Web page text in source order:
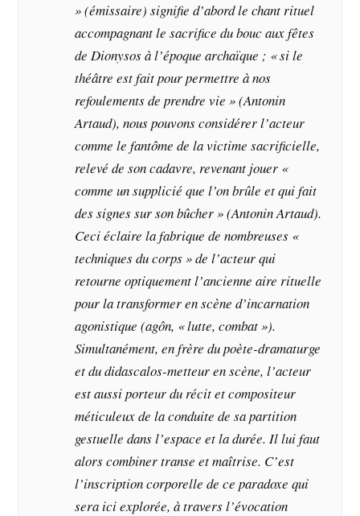
» (émissaire) signifie d’abord le chant rituel
accompagnant le sacrifice du bouc aux fêtes
de Dionysos à l’époque archaïque ; « si le
théâtre est fait pour permettre à nos
refoulements de prendre vie » (Antonin
Artaud), nous pouvons considérer l’acteur
comme le fantôme de la victime sacrificielle,
relevé de son cadavre, revenant jouer «
comme un supplicié que l’on brûle et qui fait
des signes sur son bûcher » (Antonin Artaud).
Ceci éclaire la fabrique de nombreuses «
techniques du corps » de l’acteur qui
retourne optiquement l’ancienne aire rituelle
pour la transformer en scène d’incarnation
agonistique (agôn, « lutte, combat »).
Simultanément, en frère du poète-dramaturge
et du didascalos-metteur en scène, l’acteur
est aussi porteur du récit et compositeur
méticuleux de la conduite de sa partition
gestuelle dans l’espace et la durée. Il lui faut
alors combiner transe et maîtrise. C’est
l’inscription corporelle de ce paradoxe qui
sera ici explorée, à travers l’évocation